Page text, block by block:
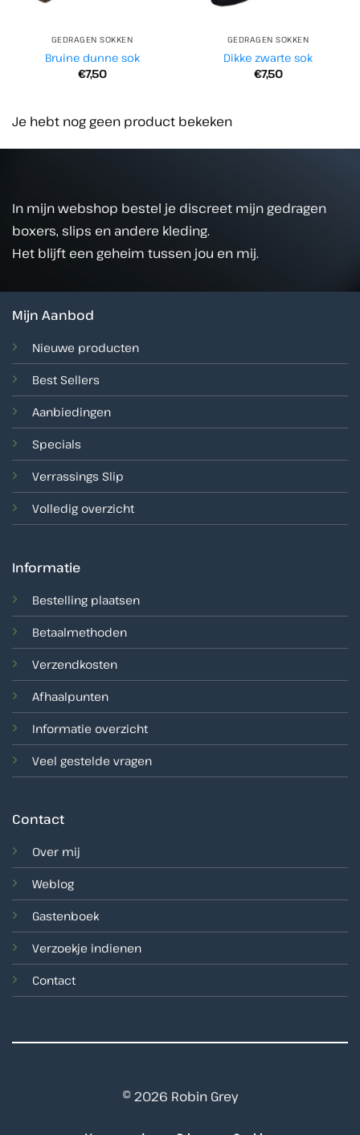
GEDRAGEN SOKKEN
Bruine dunne sok
€7,50
GEDRAGEN SOKKEN
Dikke zwarte sok
€7,50
Je hebt nog geen product bekeken
In mijn webshop bestel je discreet mijn gedragen
boxers, slips en andere kleding.
Het blijft een geheim tussen jou en mij.
Mijn Aanbod
Nieuwe producten
Best Sellers
Aanbiedingen
Specials
Verrassings Slip
Volledig overzicht
Informatie
Bestelling plaatsen
Betaalmethoden
Verzendkosten
Afhaalpunten
Informatie overzicht
Veel gestelde vragen
Contact
Over mij
Weblog
Gastenboek
Verzoekje indienen
Contact
© 2026 Robin Grey